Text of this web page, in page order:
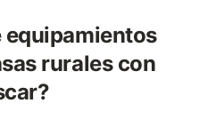
equipamientos
rurales con